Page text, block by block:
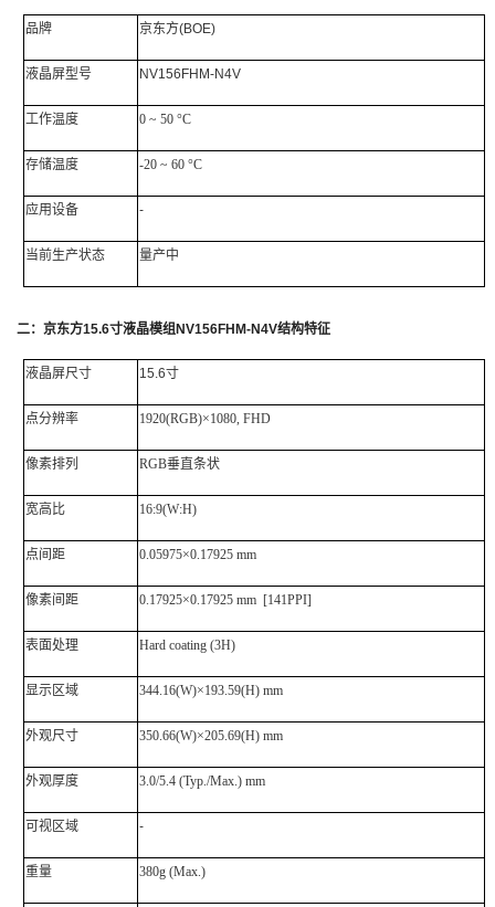
品牌 京东方(BOE)
液晶屏型号 NV156FHM-N4V
工作温度 0 ~ 50 °C
存储温度 -20 ~ 60 °C
应用设备 -
当前生产状态 量产中
二： 京东方15.6寸液晶模组NV156FHM-N4V结构特征
液晶屏尺寸 15.6寸
点分辨率 1920(RGB)×1080, FHD
像素排列 RGB垂直条状
宽高比 16:9(W:H)
点间距 0.05975×0.17925 mm
像素间距 0.17925×0.17925 mm [141PPI]
表面处理 Hard coating (3H)
显示区域 344.16(W)×193.59(H) mm
外观尺寸 350.66(W)×205.69(H) mm
外观厚度 3.0/5.4 (Typ./Max.) mm
可视区域 -
重量 380g (Max.)